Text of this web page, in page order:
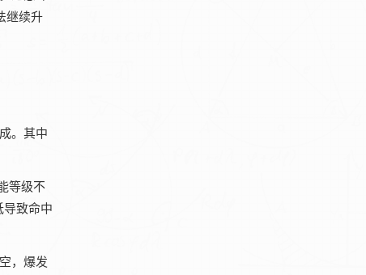
继续升
。其中
等级不
导致命中
，爆发